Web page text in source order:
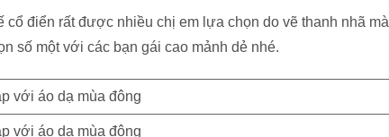
điển rất được nhiều chị em lựa chọn do vẽ thanh nhã mà
số một với các bạn gái cao mảnh dẻ nhé.